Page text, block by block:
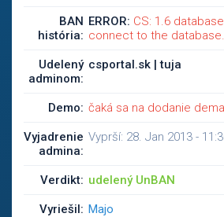
BAN
história:
ERROR: CS: 1.6
connect to the database.
Udelený
adminom:
csportal.sk | tuja
Demo: čaká sa na dodanie
Vyjadrenie
admina:
Vyprší: 28. Jan 2013 -
Verdikt: udelený UnBAN
Vyriešil: Majo